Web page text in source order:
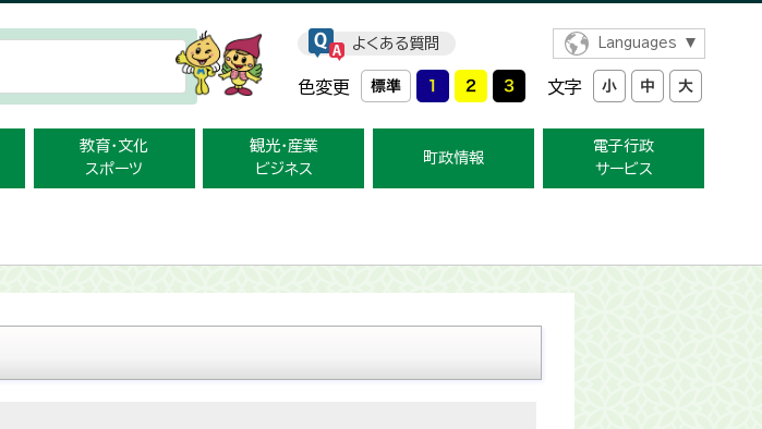
よくある質問 Languages
色変更 文字
教育・文化
スポーツ
観光・産業
ビジネス
町政情報
電子行政
サービス